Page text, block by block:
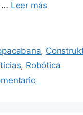
… Leer más
,
, Robótica